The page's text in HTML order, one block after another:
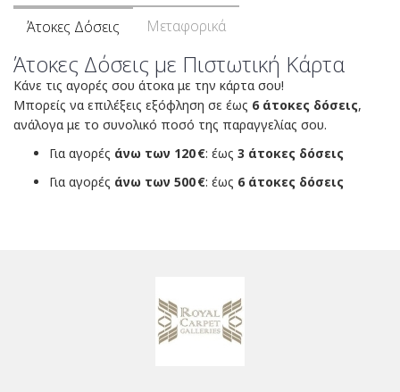
Άτοκες Δόσεις Μεταφορικά
Άτοκες Δόσεις με Πιστωτική Κάρτα
Κάνε τις αγορές σου άτοκα με την κάρτα σου!
Μπορείς να επιλέξεις εξόφληση σε έως 6 άτοκες δόσεις,
ανάλογα με το συνολικό ποσό της παραγγελίας σου.
Για αγορές άνω των 120 €: έως 3 άτοκες δόσεις
Για αγορές άνω των 500 €: έως 6 άτοκες δόσεις